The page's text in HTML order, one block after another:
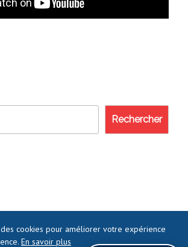
Rechercher
cookies pour améliorer votre expérience
En savoir plus